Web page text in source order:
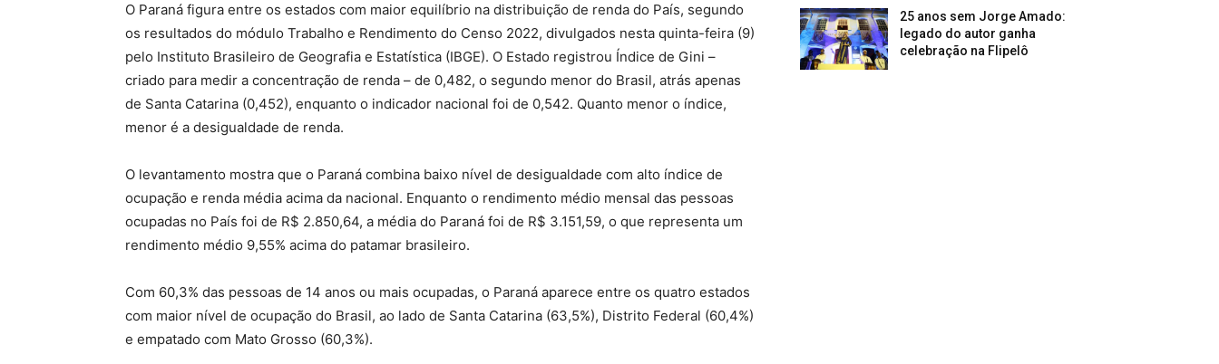
O Paraná figura entre os estados com maior equilíbrio na distribuição de renda do País, segundo
os resultados do módulo Trabalho e Rendimento do Censo 2022, divulgados nesta quinta-feira (9)
pelo Instituto Brasileiro de Geografia e Estatística (IBGE). O Estado registrou Índice de Gini –
criado para medir a concentração de renda – de 0,482, o segundo menor do Brasil, atrás apenas
de Santa Catarina (0,452), enquanto o indicador nacional foi de 0,542. Quanto menor o índice,
menor é a desigualdade de renda.
O levantamento mostra que o Paraná combina baixo nível de desigualdade com alto índice de
ocupação e renda média acima da nacional. Enquanto o rendimento médio mensal das pessoas
ocupadas no País foi de R$ 2.850,64, a média do Paraná foi de R$ 3.151,59, o que representa um
rendimento médio 9,55% acima do patamar brasileiro.
Com 60,3% das pessoas de 14 anos ou mais ocupadas, o Paraná aparece entre os quatro estados
com maior nível de ocupação do Brasil, ao lado de Santa Catarina (63,5%), Distrito Federal (60,4%)
e empatado com Mato Grosso (60,3%).
25 anos sem Jorge Amado:
legado do autor ganha
celebração na Flipelô